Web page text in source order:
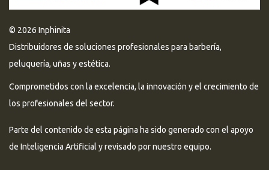
© 2026 Inphinita
Distribuidores de soluciones profesionales para barbería,
peluquería, uñas y estética.
Comprometidos con la excelencia, la innovación y el crecimiento de
los profesionales del sector.
Parte del contenido de esta página ha sido generado con el apoyo
de Inteligencia Artificial y revisado por nuestro equipo.